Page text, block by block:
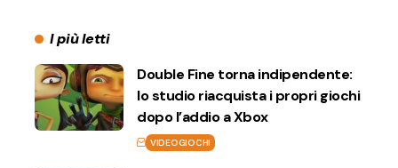
I più letti
Double Fine torna indipendente:
lo studio riacquista i propri giochi
dopo l’addio a Xbox
VIDEOGIOCHI